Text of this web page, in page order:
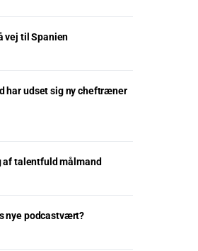
vej til Spanien
har udset sig ny cheftræner
talentfuld målmand
nye podcastvært?